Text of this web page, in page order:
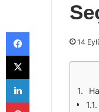
14
Facebook
X
LinkedIn
Pinterest